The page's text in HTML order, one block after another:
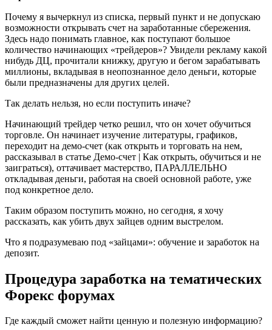
Почему я вычеркнул из списка, первый пункт и не допускаю
возможности открывать счет на заработанные сбережения.
Здесь надо понимать главное, как поступают большое
количество начинающих «трейдеров»? Увидели рекламу какой
нибудь ДЦ, прочитали книжку, другую и бегом зарабатывать
миллионы, вкладывая в неопознанное дело деньги, которые
были предназначены для других целей.
Так делать нельзя, но если поступить иначе?
Начинающий трейдер четко решил, что он хочет обучиться
торговле. Он начинает изучение литературы, графиков,
переходит на демо-счет (как открыть и торговать на нем,
рассказывал в статье Демо-счет | Как открыть, обучиться и не
заиграться), оттачивает мастерство, ПАРАЛЛЕЛЬНО
откладывая деньги, работая на своей основной работе, уже
под конкретное дело.
Таким образом поступить можно, но сегодня, я хочу
рассказать, как убить двух зайцев одним выстрелом.
Что я подразумеваю под «зайцами»: обучение и заработок на
депозит.
Процедура заработка на тематических
Форекс форумах
Где каждый сможет найти ценную и полезную информацию?